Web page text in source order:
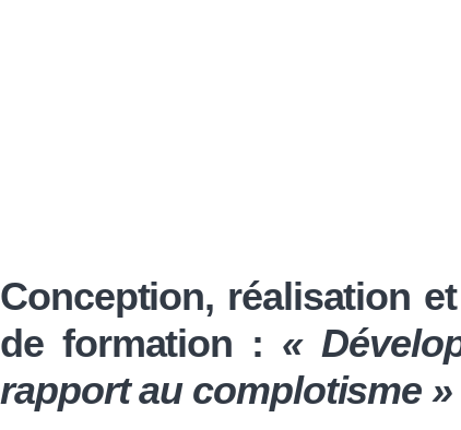
Nous soutenir
Conception, réalisation
de formation : «
rapport au complotisme »